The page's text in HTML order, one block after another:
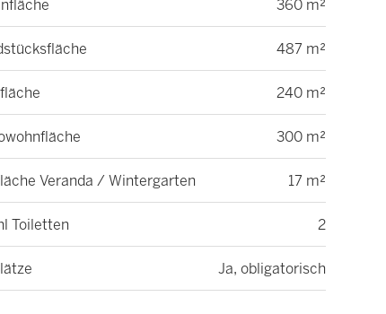
360 m²
487 m²
240 m²
300 m²
Veranda / Wintergarten 17 m²
Toiletten 2
Ja, obligatorisch